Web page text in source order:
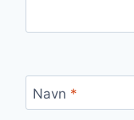
Navn *